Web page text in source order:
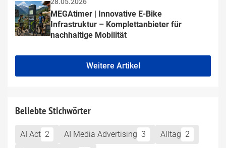
MEGAtimer | Innovative E-Bike
Infrastruktur – Komplettanbieter für
nachhaltige Mobilität
Weitere Artikel
Beliebte Stichwörter
AI Act 2 AI Media Advertising 3 Alltag 2